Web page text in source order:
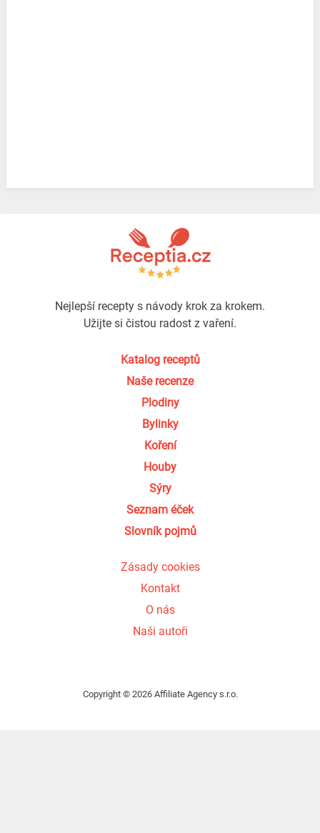
Nejlepší recepty s návody krok za krokem.
Užijte si čistou radost z vaření.
Katalog receptů
Naše recenze
Plodiny
Bylinky
Koření
Houby
Sýry
Seznam éček
Slovník pojmů
Zásady cookies
Kontakt
O nás
Naši autoři
Copyright © 2026 Affiliate Agency s.r.o.